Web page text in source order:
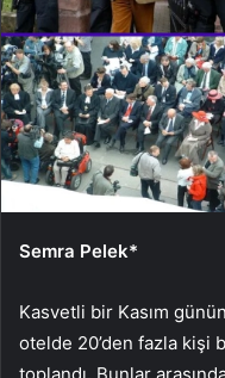
Semra Pelek*
Kasvetli bir Kasım
otelde 20’den fazla kişi
toplandı. Bunlar